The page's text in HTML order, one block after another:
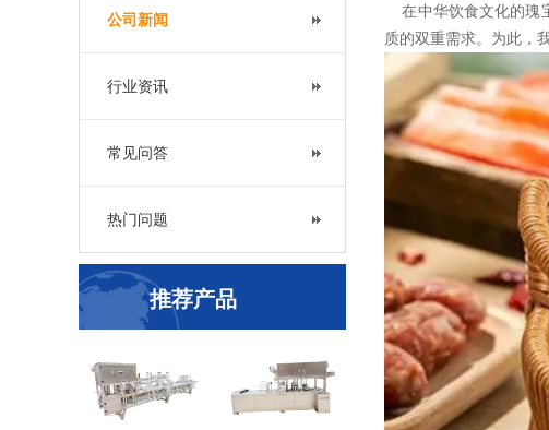
公司新闻
行业资讯
常见问答
热门问题
推荐产品
在中华饮食文化的瑰
质的双重需求。为此，